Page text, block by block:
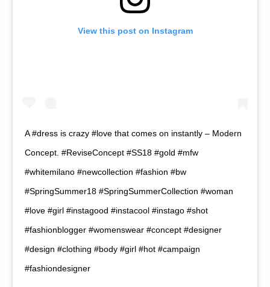
View this post on Instagram
A #dress is crazy #love that comes on instantly – Modern
Concept. #ReviseConcept #SS18 #gold #mfw
#whitemilano #newcollection #fashion #bw
#SpringSummer18 #SpringSummerCollection #woman
#love #girl #instagood #instacool #instago #shot
#fashionblogger #womenswear #concept #designer
#design #clothing #body #girl #hot #campaign
#fashiondesigner